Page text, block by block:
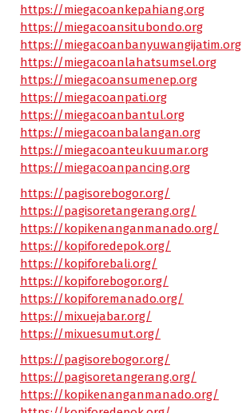
https://miegacoankepahiang.org
https://miegacoansitubondo.org
https://miegacoanbanyuwangijatim.org
https://miegacoanlahatsumsel.org
https://miegacoansumenep.org
https://miegacoanpati.org
https://miegacoanbantul.org
https://miegacoanbalangan.org
https://miegacoanteukuumar.org
https://miegacoanpancing.org
https://pagisorebogor.org/
https://pagisoretangerang.org/
https://kopikenanganmanado.org/
https://kopiforedepok.org/
https://kopiforebali.org/
https://kopiforebogor.org/
https://kopiforemanado.org/
https://mixuejabar.org/
https://mixuesumut.org/
https://pagisorebogor.org/
https://pagisoretangerang.org/
https://kopikenanganmanado.org/